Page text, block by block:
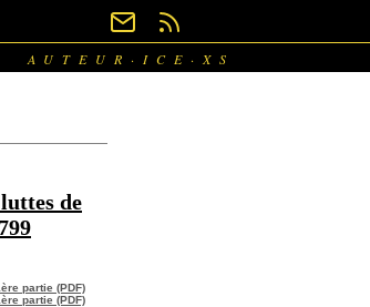
AUTEUR·ICE·XS
de
partie (PDF)
partie (PDF)